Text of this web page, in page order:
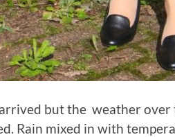
but the weather over
Rain mixed in with